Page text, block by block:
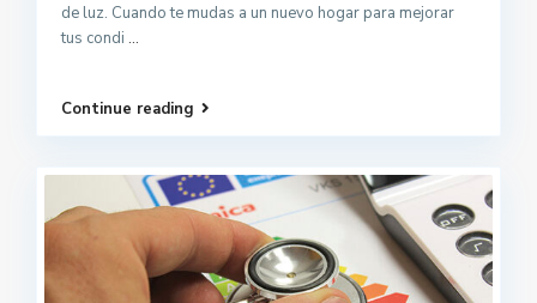
de luz. Cuando te mudas a un nuevo hogar para mejorar
tus condi...
Continue reading